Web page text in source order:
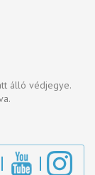
álló védjegye.